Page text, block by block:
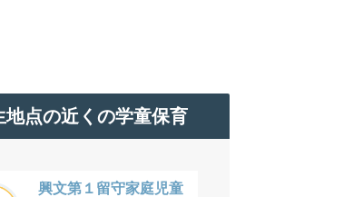
地点の近くの学童保育
興文第１留守家庭児童